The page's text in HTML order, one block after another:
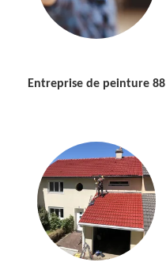
Entreprise de peinture 88